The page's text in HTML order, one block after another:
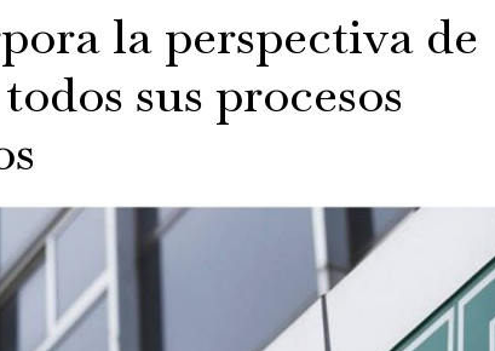
la perspectiva de
sus procesos